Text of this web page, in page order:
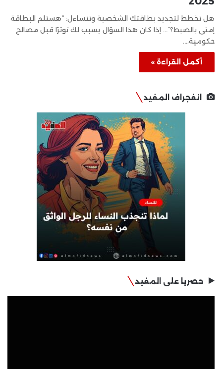
هل تخطط لتجديد بطاقتك الشخصية وتتساءل: “هستلم البطاقة
إمتى بالضبط؟”… إذا كان هذا السؤال يسبب لك توترًا قبل مصالح
حكومية،…
أكمل القراءة »
انفجراف المفيد
حصريا على المفيد